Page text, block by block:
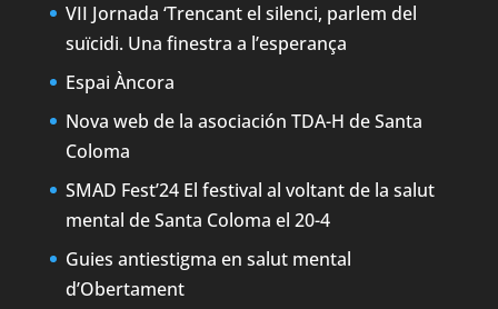
VII Jornada ‘Trencant el silenci, parlem del
suïcidi. Una finestra a l’esperança
Espai Àncora
Nova web de la asociación TDA-H de Santa
Coloma
SMAD Fest’24 El festival al voltant de la salut
mental de Santa Coloma el 20-4
Guies antiestigma en salut mental
d’Obertament